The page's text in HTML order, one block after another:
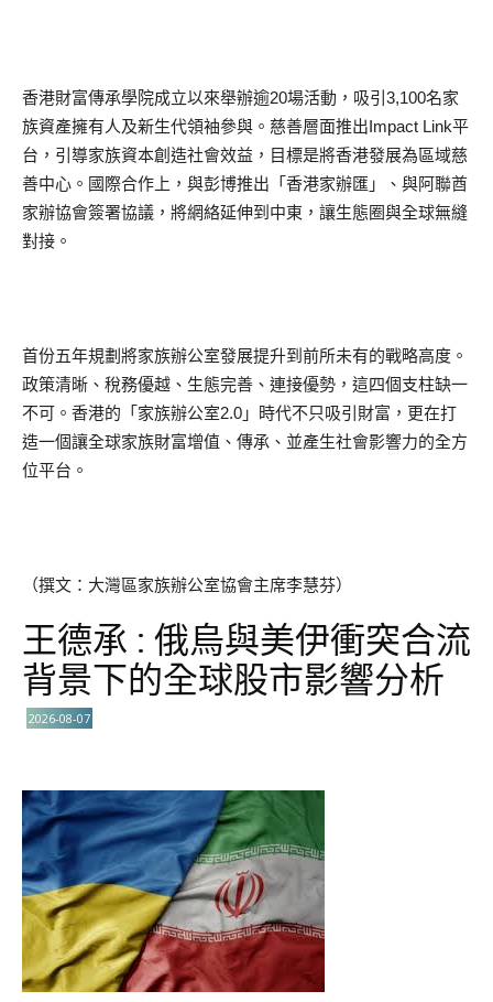
香港財富傳承學院成立以來舉辦逾20場活動，吸引3,100名家
族資產擁有人及新生代領袖參與。慈善層面推出Impact Link平
台，引導家族資本創造社會效益，目標是將香港發展為區域慈
善中心。國際合作上，與彭博推出「香港家辦匯」、與阿聯酋
家辦協會簽署協議，將網絡延伸到中東，讓生態圈與全球無縫
對接。
首份五年規劃將家族辦公室發展提升到前所未有的戰略高度。
政策清晰、稅務優越、生態完善、連接優勢，這四個支柱缺一
不可。香港的「家族辦公室2.0」時代不只吸引財富，更在打
造一個讓全球家族財富增值、傳承、並產生社會影響力的全方
位平台。
（撰文：大灣區家族辦公室協會主席李慧芬）
王德承 : 俄烏與美伊衝突合流
背景下的全球股市影響分析
2026-08-07